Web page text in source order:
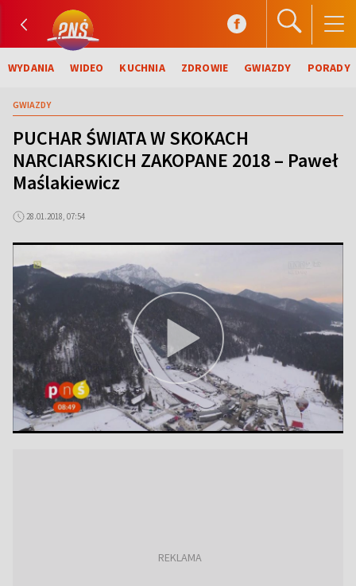
WYDANIA WIDEO KUCHNIA ZDROWIE GWIAZDY PORADY
GWIAZDY
PUCHAR ŚWIATA W SKOKACH
NARCIARSKICH ZAKOPANE 2018 – Paweł
Maślakiewicz
28.01.2018, 07:54